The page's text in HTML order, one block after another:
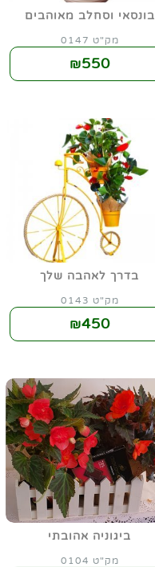
בונסאי וסחלב מאוהבים
מק"ט 0147
₪550
בדרך לאהבה שלך
מק"ט 0143
₪450
ביגוניה אהובתי
מק"ט 0104